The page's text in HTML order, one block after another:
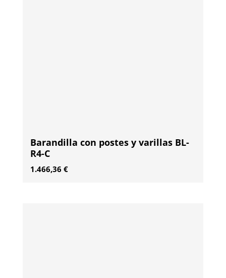
Barandilla con postes y varillas BL-
R4-C
1.466,36 €